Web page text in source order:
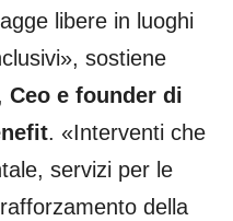
libere in luoghi
sostiene
Ceo e founder di
. «Interventi che
servizi per le
della